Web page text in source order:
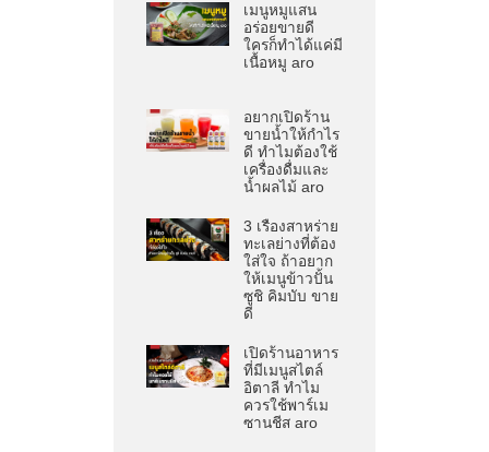
เมนูหมูแสน
อร่อยขายดี
ใครก็ทำได้แค่มี
เนื้อหมู aro
อยากเปิดร้าน
ขายน้ำให้กำไร
ดี ทำไมต้องใช้
เครื่องดื่มและ
น้ำผลไม้ aro
3 เรื่องสาหร่าย
ทะเลย่างที่ต้อง
ใส่ใจ ถ้าอยาก
ให้เมนูข้าวปั้น
ซูชิ คิมบับ ขาย
ดี
เปิดร้านอาหาร
ที่มีเมนูสไตล์
อิตาลี ทำไม
ควรใช้พาร์เม
ซานชีส aro